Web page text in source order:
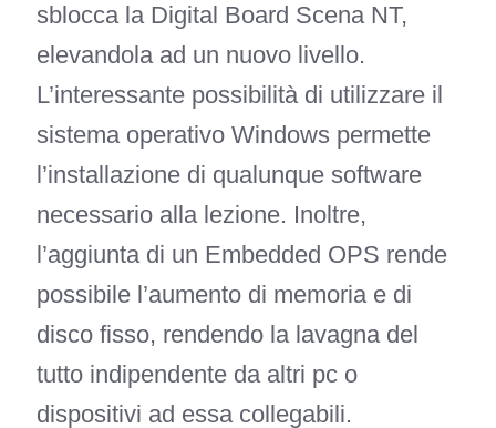
sblocca la Digital Board Scena NT,
elevandola ad un nuovo livello.
L’interessante possibilità di utilizzare il
sistema operativo Windows permette
l’installazione di qualunque software
necessario alla lezione. Inoltre,
l’aggiunta di un Embedded OPS rende
possibile l’aumento di memoria e di
disco fisso, rendendo la lavagna del
tutto indipendente da altri pc o
dispositivi ad essa collegabili.